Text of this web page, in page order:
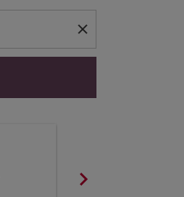
close
chevron_right